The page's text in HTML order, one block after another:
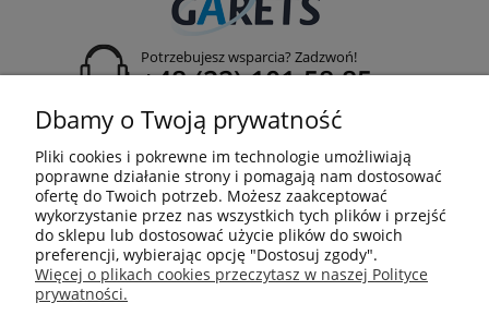
Potrzebujesz wsparcia? Zadzwoń!
+48 (22) 101 58 85
rejestracja projektu:
projekty@garets.pl
adres:
Jordanowska 2A
04-204 Warszawa
Dbamy o Twoją prywatność
Pliki cookies i pokrewne im technologie umożliwiają
poprawne działanie strony i pomagają nam dostosować
ofertę do Twoich potrzeb. Możesz zaakceptować
wykorzystanie przez nas wszystkich tych plików i przejść
do sklepu lub dostosować użycie plików do swoich
preferencji, wybierając opcję "Dostosuj zgody".
Więcej o plikach cookies przeczytasz w naszej Polityce
prywatności.